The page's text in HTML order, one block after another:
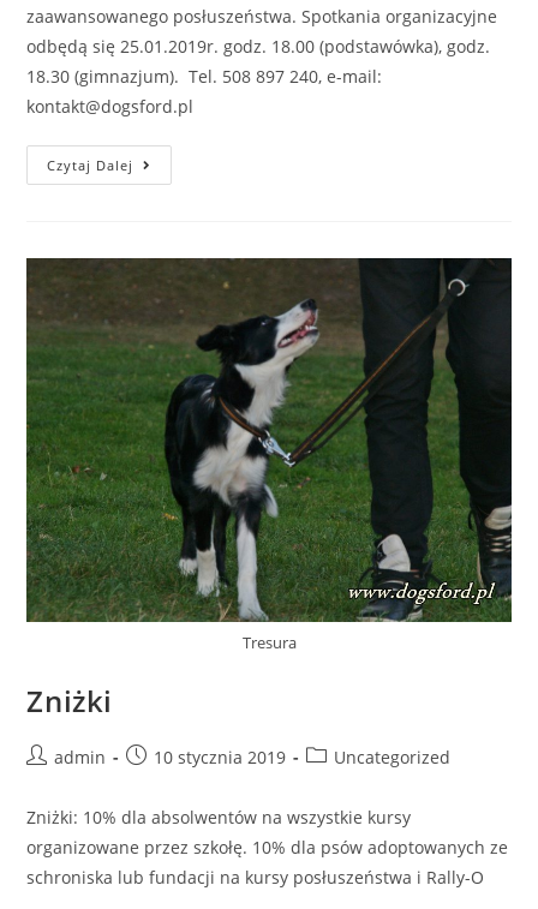
zaawansowanego posłuszeństwa. Spotkania organizacyjne
odbędą się 25.01.2019r. godz. 18.00 (podstawówka), godz.
18.30 (gimnazjum). Tel. 508 897 240, e-mail:
kontakt@dogsford.pl
Czytaj Dalej Nowe
Zapisy
Tresura
Zniżki
Postadmin
Post10 stycznia 2019
PostUncategorized
Zniżki: 10% dla absolwentów na wszystkie kursy
organizowane przez szkołę. 10% dla psów adoptowanych ze
schroniska lub fundacji na kursy posłuszeństwa i Rally-O